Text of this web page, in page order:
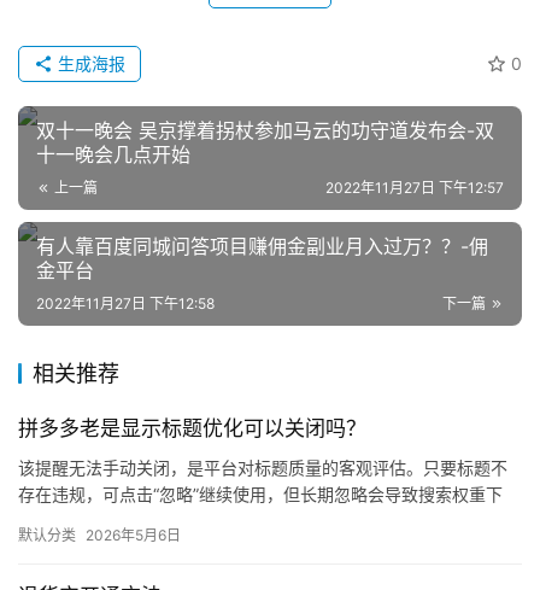
店
运
营
跨
境
电
媒
体
社
登录
0
生成海报
双十一晚会 吴京撑着拐杖参加马云的功守道发布会-双
十一晚会几点开始
上一篇 2022年11月27日 下午12:57
有人靠百度同城问答项目赚佣金副业月入过万？？-佣
金平台
下一篇
2022年11月27日 下午12:58
相关推荐
拼多多老是显示标题优化可以关闭吗？
该提醒无法手动关闭，是平台对标题质量的客观评估。只要标题不
存在违规，可点击“忽略”继续使用，但长期忽略会导致搜索权重下
默认分类 2026年5月6日